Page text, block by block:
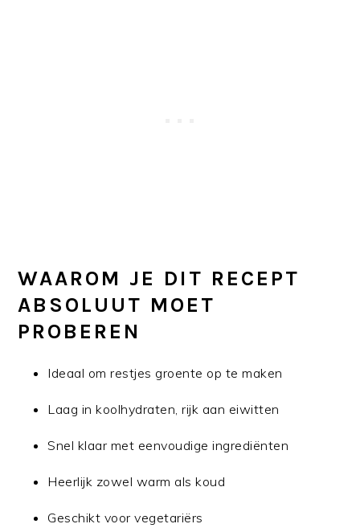
WAAROM JE DIT RECEPT
ABSOLUUT MOET
PROBEREN
Ideaal om restjes groente op te maken
Laag in koolhydraten, rijk aan eiwitten
Snel klaar met eenvoudige ingrediënten
Heerlijk zowel warm als koud
Geschikt voor vegetariërs